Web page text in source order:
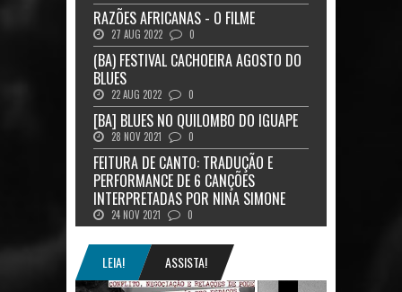
RAZÕES AFRICANAS - O FILME
27 AUG 2022 0
(BA) FESTIVAL CACHOEIRA AGOSTO DO
BLUES
22 AUG 2022 0
[BA] BLUES NO QUILOMBO DO IGUAPE
28 NOV 2021 0
FEITURA DE CANTO: TRADUÇÃO E
PERFORMANCE DE 6 CANÇÕES
INTERPRETADAS POR NINA SIMONE
24 NOV 2021 0
LEIA! ASSISTA!